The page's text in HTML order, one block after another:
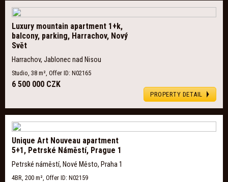
Luxury mountain apartment 1+k,
balcony, parking, Harrachov, Nový
Svět
Harrachov, Jablonec nad Nisou
Studio, 38 m², Offer ID: N02165
6 500 000 CZK
PROPERTY DETAIL
Unique Art Nouveau apartment
5+1, Petrské Náměstí, Prague 1
Petrské náměstí, Nové Město, Praha 1
4BR, 200 m², Offer ID: N02159